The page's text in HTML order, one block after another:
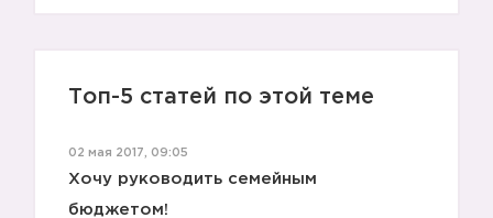
Топ-5 статей по этой теме
02 мая 2017, 09:05
Хочу руководить семейным
бюджетом!